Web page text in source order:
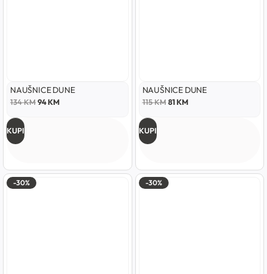
NAUŠNICE DUNE
134KM94KM
KUPI
NAUŠNICE DUNE
115KM 81KM
KUPI
-30% -30%